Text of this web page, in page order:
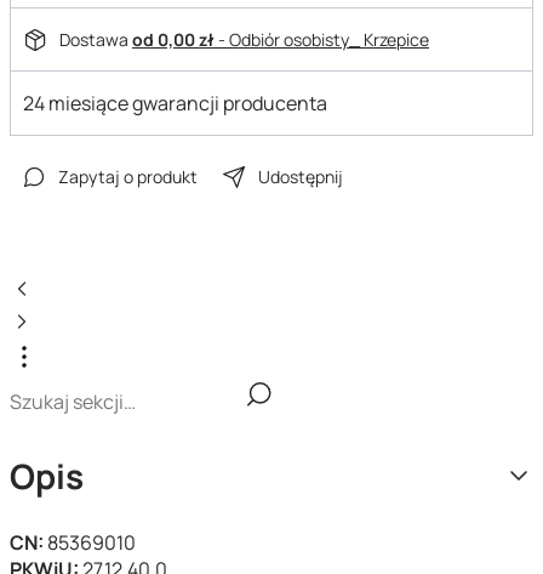
Dostawa od 0,00 zł- Odbiór osobisty_ Krzepice
24 miesiące gwarancji producenta
Zapytaj o produkt Udostępnij
Opis
CN: 85369010